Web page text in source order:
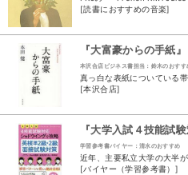
[読書におすすめの音楽]
本沢合店ビジネス書担当：鈴木のおすす
[本沢合店]
学習参考書バイヤー：清水のおすすめ
[バイヤー（学習参考書）]